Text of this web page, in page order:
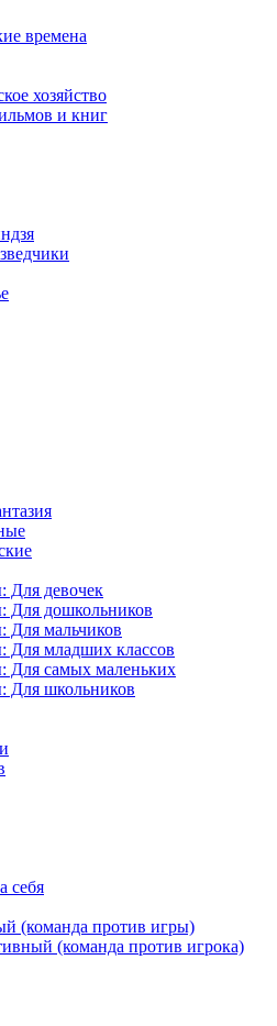
времена
хозяйство
и книг
Для девочек
Для дошкольников
Для мальчиков
Для младших классов
Для самых маленьких
Для школьников
себя
(команда против игры)
(команда против игрока)